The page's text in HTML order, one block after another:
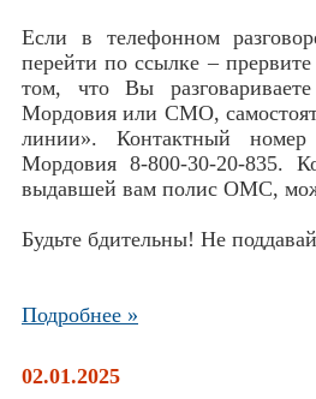
Если в телефонном
перейти по ссылке –
том, что Вы
Мордовия или СМО,
линии». Контактный
Мордовия 8-800-30-20-835.
выдавшей вам полис ОМС,
Будьте бдительны! Не
Подробнее »
02.01.2025